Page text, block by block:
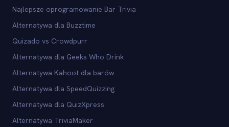
Najlepsze oprogramowanie Bar Trivia
Alternatywa dla Buzztime
Quizado vs Crowdpurr
Alternatywa dla Geeks Who Drink
Alternatywa Kahoot dla barów
Alternatywa dla SpeedQuizzing
Alternatywa dla QuizXpress
Alternatywa TriviaMaker